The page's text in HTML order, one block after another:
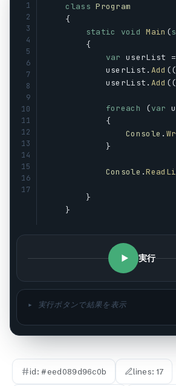
1
2
3
4
5
6
7
8
9
10
11
12
13
14
15
16
17
class Program
    {
static
void Main (
        {
var userList =
userList . Add ((
userList . Add ((
foreach (var
            {
Console .
            }
Console .
        }
    }
実行
▸ 実行ボタンで結果を表示
id: #eed089d96c0b lines: 17